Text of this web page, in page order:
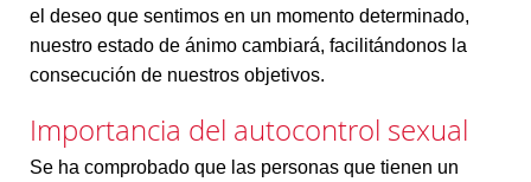
el deseo que sentimos en un momento determinado,
nuestro estado de ánimo cambiará, facilitándonos la
consecución de nuestros objetivos.
Importancia del autocontrol sexual
Se ha comprobado que las personas que tienen un